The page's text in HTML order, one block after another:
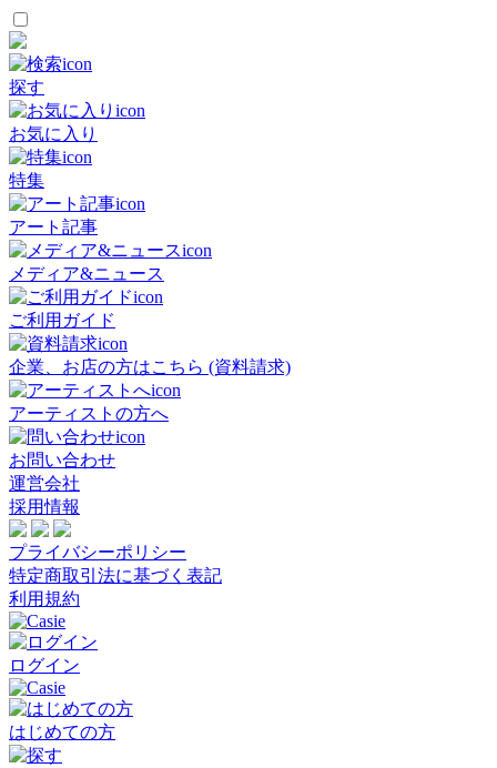
探す
お気に入り
特集
アート記事
メディア&ニュース
ご利用ガイド
企業、お店の方はこちら (資料請求)
アーティストの方へ
お問い合わせ
運営会社
採用情報
プライバシーポリシー
特定商取引法に基づく表記
利用規約
ログイン
はじめての方